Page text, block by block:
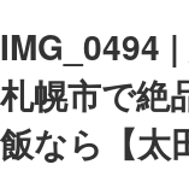
IMG_0494
札幌市で絶
飯なら【太